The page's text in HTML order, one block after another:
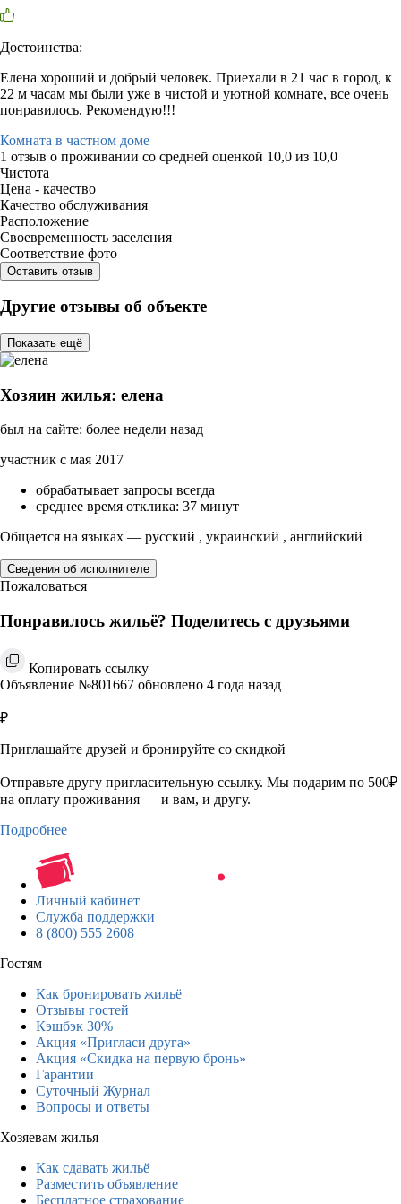
Достоинства:
Елена хороший и добрый человек. Приехали в 21 час в город, к
22 м часам мы были уже в чистой и уютной комнате, все очень
понравилось. Рекомендую!!!
Комната в частном доме
1 отзыв о проживании со средней оценкой 10,0 из 10,0
Чистота
Цена - качество
Качество обслуживания
Расположение
Своевременность заселения
Соответствие фото
Оставить отзыв
Другие отзывы об объекте
Показать ещё
Хозяин жилья: елена
был на сайте: более недели назад
участник с мая 2017
обрабатывает запросы всегда
среднее время отклика: 37 минут
Общается на языках — русский , украинский , английский
Сведения об исполнителе
Пожаловаться
Понравилось жильё? Поделитесь с друзьями
Копировать ссылку
Объявление №801667 обновлено 4 года назад
₽
Приглашайте друзей и бронируйте со скидкой
Отправьте другу пригласительную ссылку. Мы подарим по 500₽
на оплату проживания — и вам, и другу.
Подробнее
Личный кабинет
Служба поддержки
8 (800) 555 2608
Гостям
Как бронировать жильё
Отзывы гостей
Кэшбэк 30%
Акция «Пригласи друга»
Акция «Скидка на первую бронь»
Гарантии
Суточный Журнал
Вопросы и ответы
Хозяевам жилья
Как сдавать жильё
Разместить объявление
Бесплатное страхование